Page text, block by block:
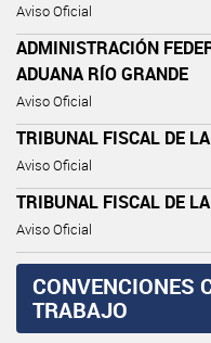
Aviso Oficial
ADMINISTRACIÓN
ADUANA RÍO GRANDE
Aviso Oficial
TRIBUNAL FISCAL DE
Aviso Oficial
TRIBUNAL FISCAL DE
Aviso Oficial
CONVENCIONES
TRABAJO